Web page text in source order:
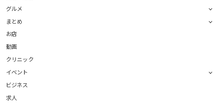
グルメ
まとめ
お店
動画
クリニック
イベント
ビジネス
求人